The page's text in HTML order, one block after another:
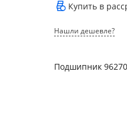
Купить в
Нашли дешевле?
Подшипник